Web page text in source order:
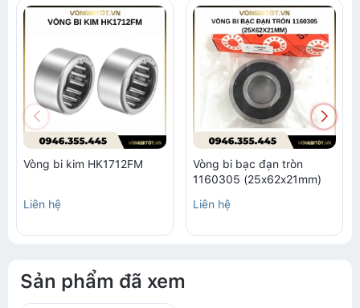
Vòng bi kim HK1712FM
Liên hệ
Vòng bi bạc đạn tròn
1160305 (25x62x21mm)
Liên hệ
Sản phẩm đã xem